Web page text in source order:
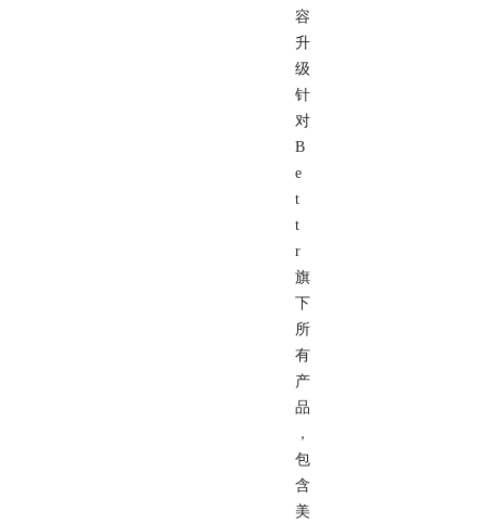
容
升
级
针
对
B
e
t
t
r
旗
下
所
有
产
品
，
包
含
美